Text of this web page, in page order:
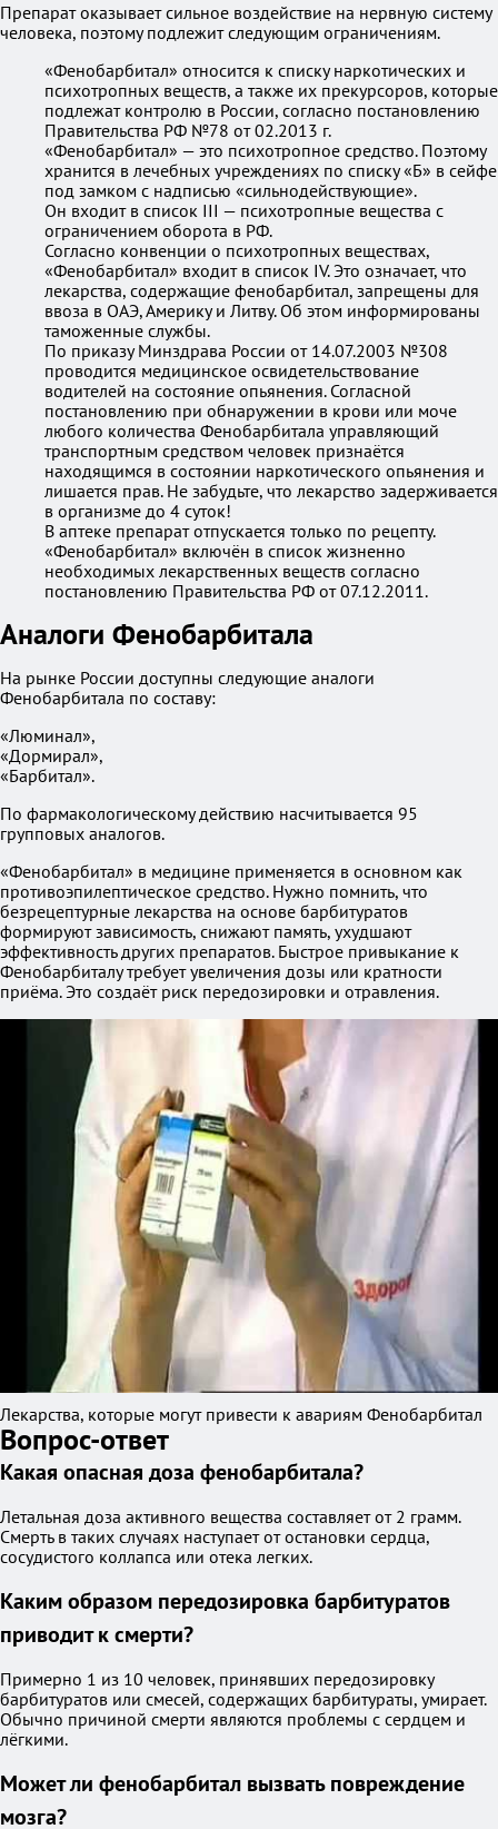
Препарат оказывает сильное воздействие на нервную систему
человека, поэтому подлежит следующим ограничениям.
«Фенобарбитал» относится к списку наркотических и
психотропных веществ, а также их прекурсоров, которые
подлежат контролю в России, согласно постановлению
Правительства РФ №78 от 02.2013 г.
«Фенобарбитал» — это психотропное средство. Поэтому
хранится в лечебных учреждениях по списку «Б» в сейфе
под замком с надписью «сильнодействующие».
Он входит в список III — психотропные вещества с
ограничением оборота в РФ.
Согласно конвенции о психотропных веществах,
«Фенобарбитал» входит в список IV. Это означает, что
лекарства, содержащие фенобарбитал, запрещены для
ввоза в ОАЭ, Америку и Литву. Об этом информированы
таможенные службы.
По приказу Минздрава России от 14.07.2003 №308
проводится медицинское освидетельствование
водителей на состояние опьянения. Согласной
постановлению при обнаружении в крови или моче
любого количества Фенобарбитала управляющий
транспортным средством человек признаётся
находящимся в состоянии наркотического опьянения и
лишается прав. Не забудьте, что лекарство задерживается
в организме до 4 суток!
В аптеке препарат отпускается только по рецепту.
«Фенобарбитал» включён в список жизненно
необходимых лекарственных веществ согласно
постановлению Правительства РФ от 07.12.2011.
Аналоги Фенобарбитала
На рынке России доступны следующие аналоги
Фенобарбитала по составу:
«Люминал»,
«Дормирал»,
«Барбитал».
По фармакологическому действию насчитывается 95
групповых аналогов.
«Фенобарбитал» в медицине применяется в основном как
противоэпилептическое средство. Нужно помнить, что
безрецептурные лекарства на основе барбитуратов
формируют зависимость, снижают память, ухудшают
эффективность других препаратов. Быстрое привыкание к
Фенобарбиталу требует увеличения дозы или кратности
приёма. Это создаёт риск передозировки и отравления.
Лекарства, которые могут привести к авариям Фенобарбитал
Вопрос-ответ
Какая опасная доза фенобарбитала?
Летальная доза активного вещества составляет от 2 грамм.
Смерть в таких случаях наступает от остановки сердца,
сосудистого коллапса или отека легких.
Каким образом передозировка барбитуратов
приводит к смерти?
Примерно 1 из 10 человек, принявших передозировку
барбитуратов или смесей, содержащих барбитураты, умирает.
Обычно причиной смерти являются проблемы с сердцем и
лёгкими.
Может ли фенобарбитал вызвать повреждение
мозга?